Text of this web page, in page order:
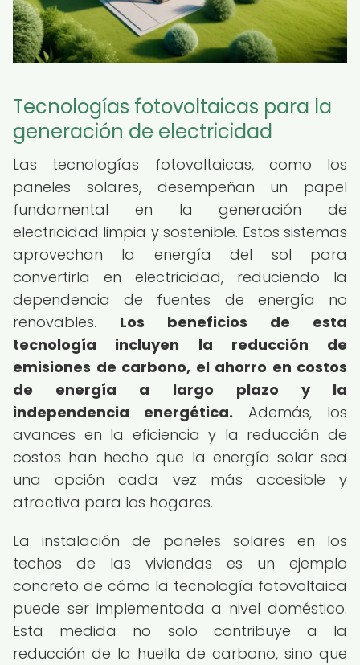
Tecnologías fotovoltaicas para la
generación de electricidad
Las tecnologías fotovoltaicas, como los
paneles solares, desempeñan un papel
fundamental en la generación de
electricidad limpia y sostenible. Estos sistemas
aprovechan la energía del sol para
convertirla en electricidad, reduciendo la
dependencia de fuentes de energía no
renovables. Los beneficios de esta
tecnología incluyen la reducción de
emisiones de carbono, el ahorro en costos
de energía a largo plazo y la
independencia energética. Además, los
avances en la eficiencia y la reducción de
costos han hecho que la energía solar sea
una opción cada vez más accesible y
atractiva para los hogares.
La instalación de paneles solares en los
techos de las viviendas es un ejemplo
concreto de cómo la tecnología fotovoltaica
puede ser implementada a nivel doméstico.
Esta medida no solo contribuye a la
reducción de la huella de carbono, sino que